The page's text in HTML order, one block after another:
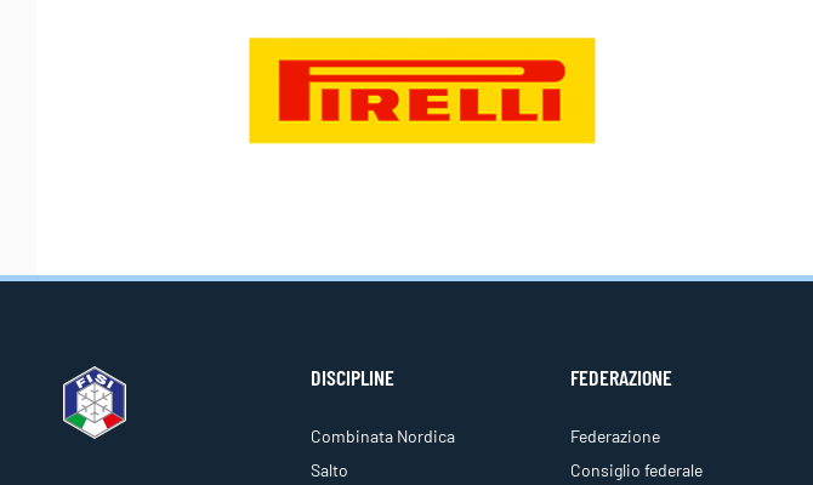
DISCIPLINE
Combinata Nordica
Salto
FEDERAZIONE
Federazione
Consiglio federale